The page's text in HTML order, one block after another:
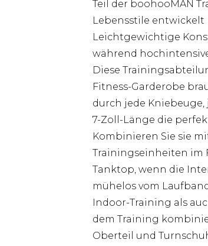
Teil der boohooMAN
Lebensstile entwickelt
Leichtgewichtige
während
Diese
Fitness-Garderobe
durch jede
7-Zoll-Länge die
Kombinieren Sie sie
Trainingseinheiten im
Tanktop, wenn die
mühelos vom
Indoor-Training als
dem Training
Oberteil und